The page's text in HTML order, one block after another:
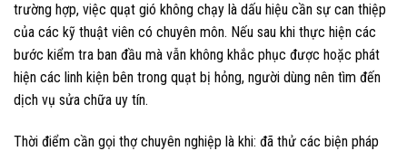
trường hợp, việc quạt gió không chạy là dấu hiệu cần sự can thiệp
của các kỹ thuật viên có chuyên môn. Nếu sau khi thực hiện các
bước kiểm tra ban đầu mà vẫn không khắc phục được hoặc phát
hiện các linh kiện bên trong quạt bị hỏng, người dùng nên tìm đến
dịch vụ sửa chữa uy tín.
Thời điểm cần gọi thợ chuyên nghiệp là khi: đã thử các biện pháp